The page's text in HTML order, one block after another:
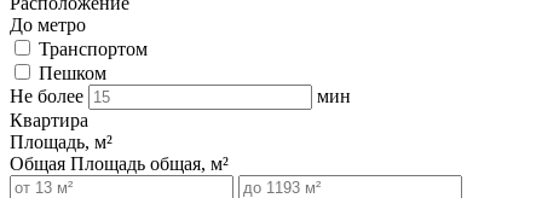
До метро
Транспортом
Пешком
Не более
мин
Квартира
Площадь, м²
Общая Площадь общая, м²